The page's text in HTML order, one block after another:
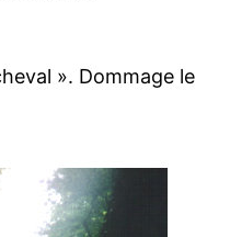
». Dommage le